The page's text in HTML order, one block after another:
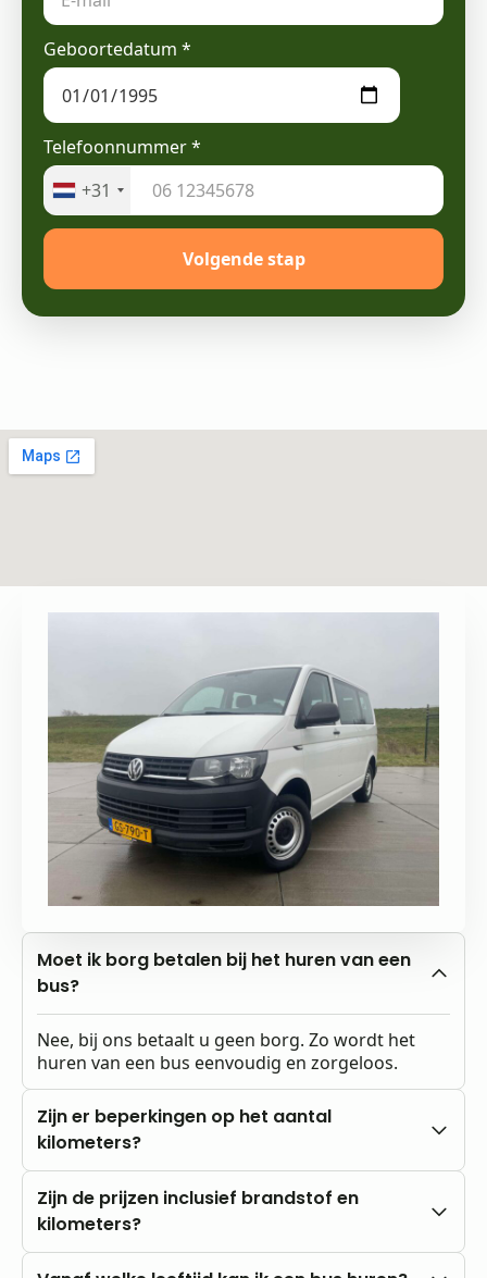
Geboortedatum *
Telefoonnummer*
+31
Volgende stap
Moet ik borg betalen bij het huren van een
bus?
Nee, bij ons betaalt u geen borg. Zo wordt het
huren van een bus eenvoudig en zorgeloos.
Zijn er beperkingen op het aantal
kilometers?
Nee, u rijdt altijd met onbeperkte kilometers.
Zijn de prijzen inclusief brandstof en
kilometers?